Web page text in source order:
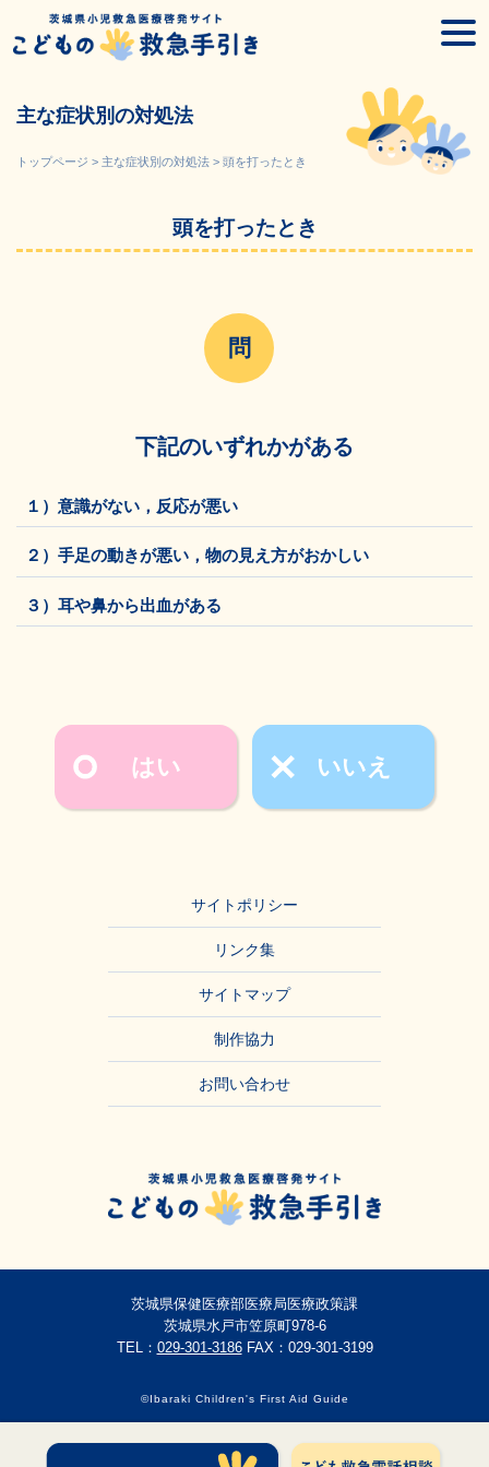
content
主な症状別の対処法
トップページ > 主な症状別の対処法 > 頭を打ったとき
頭を打ったとき
下記のいずれかがある
１）意識がない，反応が悪い
２）手足の動きが悪い，物の見え方がおかしい
３）耳や鼻から出血がある
はい いいえ
サイトポリシー
リンク集
サイトマップ
制作協力
お問い合わせ
茨城県保健医療部医療局医療政策課
茨城県水戸市笠原町978-6
TEL： 029-301-3186FAX：029-301-3199
©Ibaraki Children's First Aid Guide